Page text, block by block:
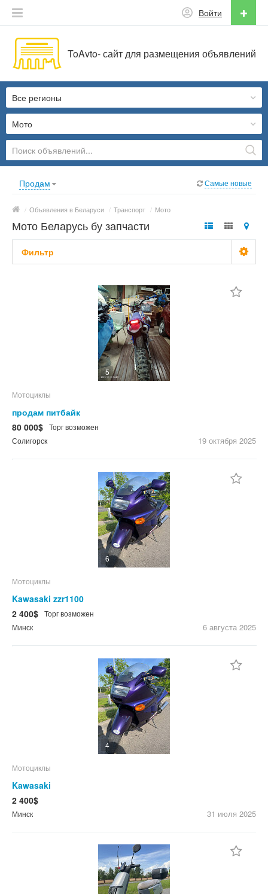
ToAvto- сайт для размещения объявлений
Войти
Мото
Все регионы
Продам Самые новые
/ Объявления в Беларуси / Транспорт / Мото
Мото Беларусь бу запчасти
Фильтр
$
Применить Сбросить фильтр
5
Мотоциклы
продам питбайк
80 000$ Торг возможен
Солигорск
19 октября 2025
6
Мотоциклы
Kawasaki zzr1100
2 400$ Торг возможен
Минск
6 августа 2025
4
Мотоциклы
Kawasaki
2 400$
Минск 31 июля 2025